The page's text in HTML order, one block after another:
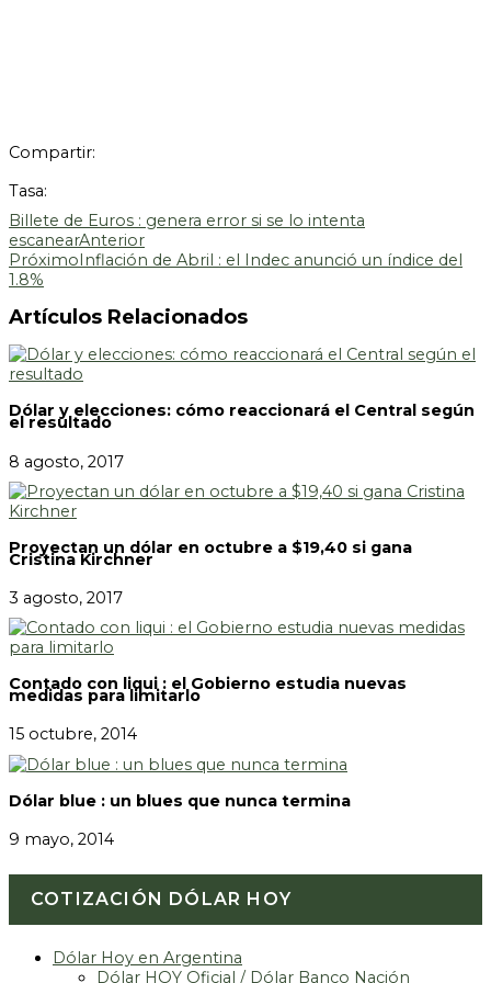
Compartir:
Tasa:
Billete de Euros : genera error si se lo intenta
escanearAnterior
PróximoInflación de Abril : el Indec anunció un índice del
1.8%
Artículos Relacionados
Dólar y elecciones: cómo reaccionará el Central según
el resultado
8 agosto, 2017
Proyectan un dólar en octubre a $19,40 si gana
Cristina Kirchner
3 agosto, 2017
Contado con liqui : el Gobierno estudia nuevas
medidas para limitarlo
15 octubre, 2014
Dólar blue : un blues que nunca termina
9 mayo, 2014
COTIZACIÓN DÓLAR HOY
Dólar Hoy en Argentina
Dólar HOY Oficial / Dólar Banco Nación